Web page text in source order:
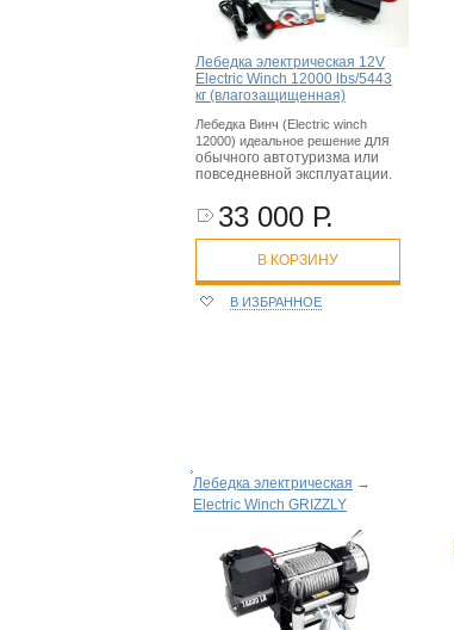
Лебедка электрическая 12V
Electric Winch 12000 lbs/5443
кг (влагозащищенная)
Лебедка Винч (Electric winch
12000) идеальное решение для
обычного автотуризма или
повседневной эксплуатации.
33 000 Р.
В КОРЗИНУ
В ИЗБРАННОЕ
Лебедка электрическая →
Electric Winch GRIZZLY